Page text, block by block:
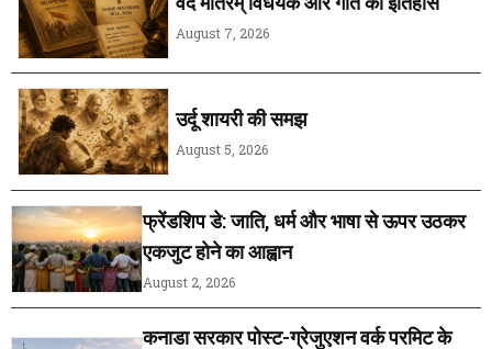
August 7, 2026
उर्दू शायरी की समझ
August 5, 2026
फ्रेंडशिप डे: जाति, धर्म और भाषा से ऊपर उठकर
एकजुट होने का आह्वान
August 2, 2026
कनाडा सरकार पोस्ट-ग्रेजुएशन वर्क परमिट के